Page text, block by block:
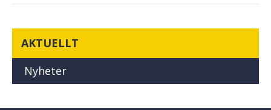
AKTUELLT
Nyheter